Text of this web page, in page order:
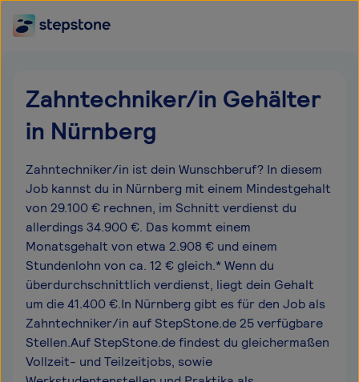
Zahntechniker/in Gehälter
in Nürnberg
Zahntechniker/in ist dein Wunschberuf? In diesem
Job kannst du in Nürnberg mit einem Mindestgehalt
von 29.100 € rechnen, im Schnitt verdienst du
allerdings 34.900 €. Das kommt einem
Monatsgehalt von etwa 2.908 € und einem
Stundenlohn von ca. 12 € gleich.* Wenn du
überdurchschnittlich verdienst, liegt dein Gehalt
um die 41.400 €.In Nürnberg gibt es für den Job als
Zahntechniker/in auf StepStone.de 25 verfügbare
Stellen.Auf StepStone.de findest du gleichermaßen
Vollzeit- und Teilzeitjobs, sowie